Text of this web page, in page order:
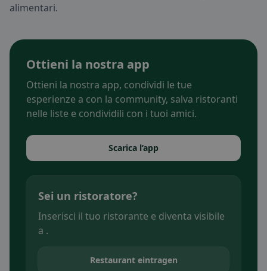
alimentari.
Ottieni la nostra app
Ottieni la nostra app, condividi le tue
esperienze a con la community, salva ristoranti
nelle liste e condividili con i tuoi amici.
Scarica l’app
Sei un ristoratore?
Inserisci il tuo ristorante e diventa visibile
a .
Restaurant eintragen